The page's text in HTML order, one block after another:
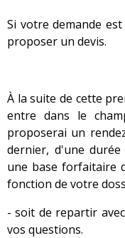
Si votre demande
proposer un devis.
À la suite de cette
entre dans le
proposerai un
dernier, d'une
une base forfaitaire
fonction de votre
- soit de repartir
vos questions.